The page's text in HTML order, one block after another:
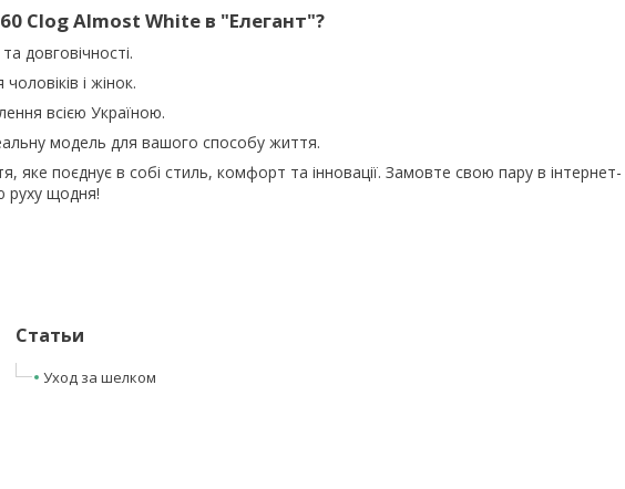
Clog Almost White в "Елегант"?
довговічності.
чоловіків і жінок.
всією Україною.
модель для вашого способу життя.
поєднує в собі стиль, комфорт та інновації. Замовте свою пару в інтернет-
руху щодня!
Статьи
Уход за шелком